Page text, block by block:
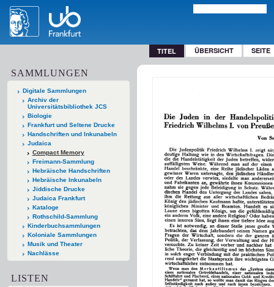
TITEL ÜBERSICHT SEITE
SAMMLUNGEN
Digitale Sammlungen
Archiv der
Universitätsbibliothek JCS
Biologie
Frankfurt und Seltene Drucke
Handschriften und Inkunabeln
Judaica
Compact Memory
Freimann-Sammlung
Hebräische Handschriften
Hebräische Inkunabeln
Jiddische Drucke
Judaica Frankfurt
Kataloge
Rothschild-Sammlung
Kinderbuchsammlungen
Koloniale Sammlungen
Musik und Theater
Nachlässe
LISTEN